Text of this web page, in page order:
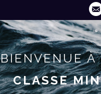
BIENVENUE À
CLASSE